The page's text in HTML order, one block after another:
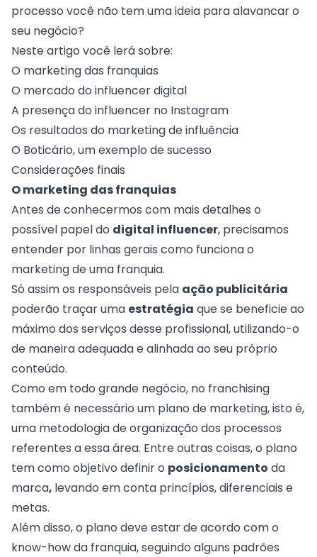
processo você não tem uma ideia para alavancar o
seu negócio?
Neste artigo você lerá sobre:
O marketing das franquias
O mercado do influencer digital
A presença do influencer no Instagram
Os resultados do marketing de influência
O Boticário, um exemplo de sucesso
Considerações finais
O marketing das franquias
Antes de conhecermos com mais detalhes o
possível papel do digital influencer, precisamos
entender por linhas gerais como funciona o
marketing de uma franquia.
Só assim os responsáveis pela ação publicitária
poderão traçar uma estratégia que se beneficie ao
máximo dos serviços desse profissional, utilizando-o
de maneira adequada e alinhada ao seu próprio
conteúdo.
Como em todo grande negócio, no franchising
também é necessário um plano de marketing, isto é,
uma metodologia de organização dos processos
referentes a essa área. Entre outras coisas, o plano
tem como objetivo definir o posicionamento da
marca, levando em conta princípios, diferenciais e
metas.
Além disso, o plano deve estar de acordo com o
know-how da franquia, seguindo alguns padrões